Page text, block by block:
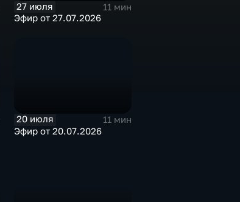
27 июля
11 мин
Эфир от 27.07.2026
20 июля
11 мин
Эфир от 20.07.2026